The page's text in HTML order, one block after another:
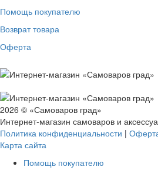
Помощь покупателю
Возврат товара
Оферта
2026 © «Самоваров град»
Интернет-магазин самоваров и
Политика конфиденциальности |
Карта сайта
Помощь покупателю